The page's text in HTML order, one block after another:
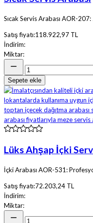
Sıcak Servis Arabası AOR-207:
Satış fiyatı:118.922,97 TL
İndirim:
Miktar:
Sepete ekle
Lüks Ahşap İçki
İçki Arabası AOR-531:
Satış fiyatı:72.203,24 TL
İndirim:
Miktar: